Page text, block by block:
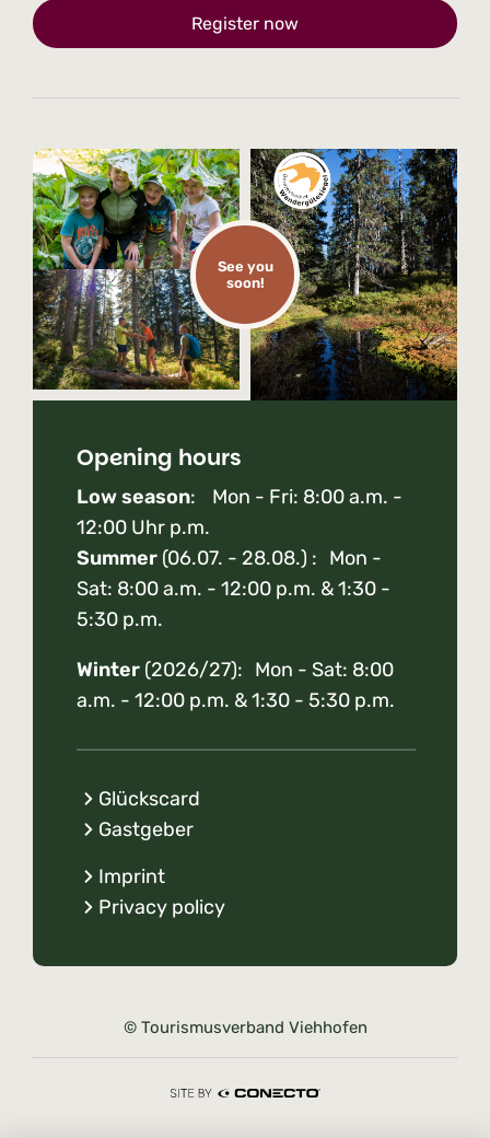
Register now
See you
soon!
Opening hours
Low season: Mon - Fri: 8:00 a.m. -
12:00 Uhr p.m.
Summer (06.07. - 28.08.) : Mon -
Sat: 8:00 a.m. - 12:00 p.m. & 1:30 -
5:30 p.m.
Winter (2026/27): Mon - Sat: 8:00
a.m. - 12:00 p.m. & 1:30 - 5:30 p.m.
Glückscard
Gastgeber
Imprint
Privacy policy
© Tourismusverband Viehhofen